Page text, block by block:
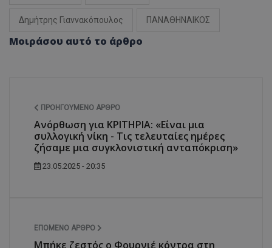
Δημήτρης Γιαννακόπουλος ΠΑΝΑΘΗΝΑΙΚΟΣ
Μοιράσου αυτό το άρθρο
ΠΡΟΗΓΟΎΜΕΝΟ ΆΡΘΡΟ
Ανόρθωση για ΚΡΙΤΗΡΙΑ: «Είναι μια
συλλογική νίκη - Τις τελευταίες ημέρες
ζήσαμε μια συγκλονιστική ανταπόκριση»
23.05.2025 - 20:35
ΕΠΌΜΕΝΟ ΆΡΘΡΟ
Μπήκε ζεστός ο Φουρνιέ κόντρα στη